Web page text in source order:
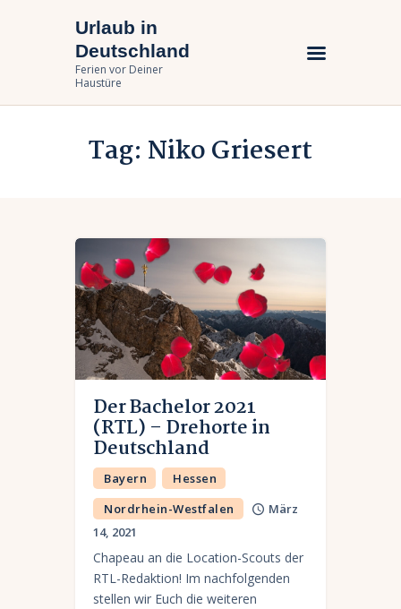
Urlaub in
Deutschland
Ferien vor Deiner
Haustüre
Tag: Niko Griesert
Urlaub in Deutschland
Ferien vor Deiner Haustüre
Urlaub zuhause
Bundesländer
Der Bachelor 2021
(RTL) – Drehorte in
Deutschland
Bayern
Hessen
Nordrhein-Westfalen
März
14, 2021
Chapeau an die Location-Scouts der
RTL-Redaktion! Im nachfolgenden
stellen wir Euch die weiteren